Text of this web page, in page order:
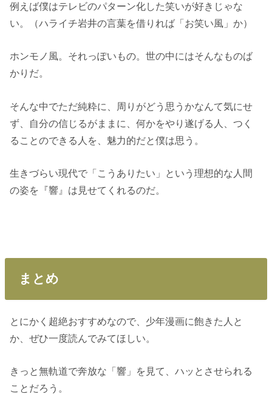
例えば僕はテレビのパターン化した笑いが好きじゃな
い。（ハライチ岩井の言葉を借りれば「お笑い風」か）
ホンモノ風。それっぽいもの。世の中にはそんなものば
かりだ。
そんな中でただ純粋に、周りがどう思うかなんて気にせ
ず、自分の信じるがままに、何かをやり遂げる人、つく
ることのできる人を、魅力的だと僕は思う。
生きづらい現代で「こうありたい」という理想的な人間
の姿を『響』は見せてくれるのだ。
まとめ
とにかく超絶おすすめなので、少年漫画に飽きた人と
か、ぜひ一度読んでみてほしい。
きっと無軌道で奔放な「響」を見て、ハッとさせられる
ことだろう。